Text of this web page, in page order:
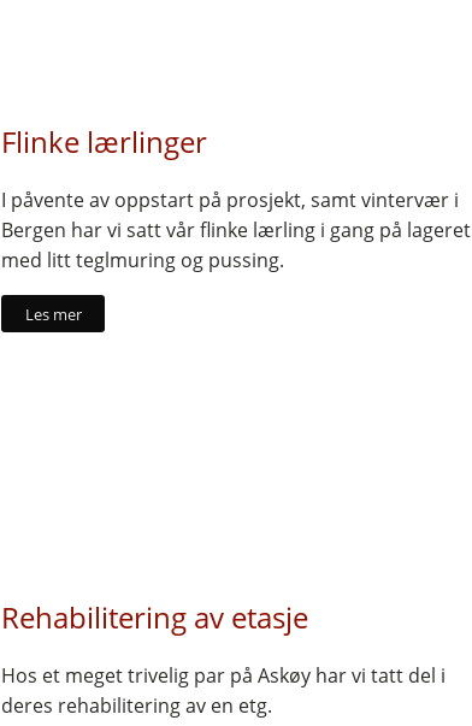
Flinke lærlinger
I påvente av oppstart på prosjekt, samt vintervær i
Bergen har vi satt vår flinke lærling i gang på lageret
med litt teglmuring og pussing.
Les mer
Rehabilitering av etasje
Hos et meget trivelig par på Askøy har vi tatt del i
deres rehabilitering av en etg.